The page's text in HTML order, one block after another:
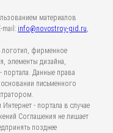
материалов
mail: info@novostroy-gid.ru,
логотип, фирменное
элементы дизайна,
Данные права
письменного
- портала в случае
Соглашения не лишает
позднее